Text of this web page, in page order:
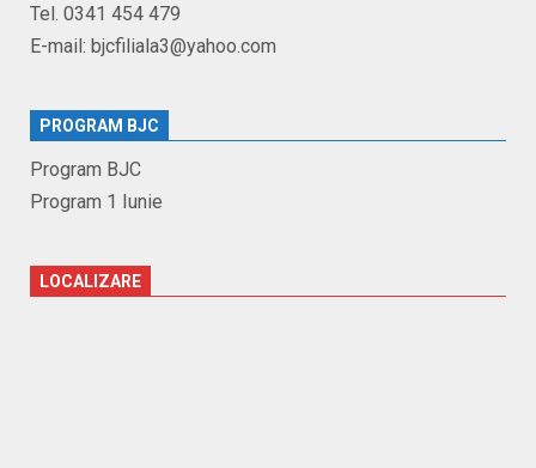
Tel. 0341 454 479
E-mail: bjcfiliala3@yahoo.com
PROGRAM BJC
Program BJC
Program 1 Iunie
LOCALIZARE